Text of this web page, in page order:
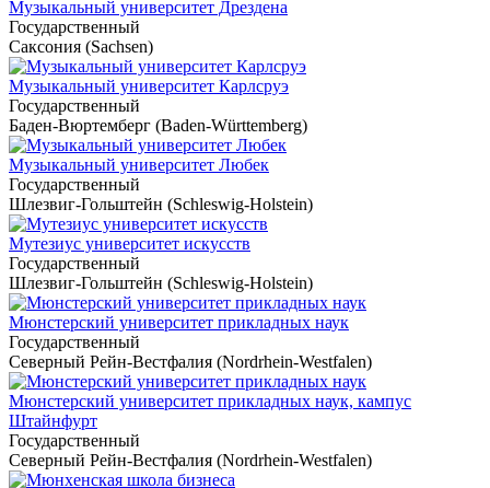
Музыкальный университет Дрездена
Государственный
Саксония (Sachsen)
Музыкальный университет Карлсруэ
Государственный
Баден-Вюртемберг (Baden-Württemberg)
Музыкальный университет Любек
Государственный
Шлезвиг-Гольштейн (Schleswig-Holstein)
Мутезиус университет искусств
Государственный
Шлезвиг-Гольштейн (Schleswig-Holstein)
Мюнстерский университет прикладных наук
Государственный
Северный Рейн-Вестфалия (Nordrhein-Westfalen)
Мюнстерский университет прикладных наук, кампус
Штайнфурт
Государственный
Северный Рейн-Вестфалия (Nordrhein-Westfalen)